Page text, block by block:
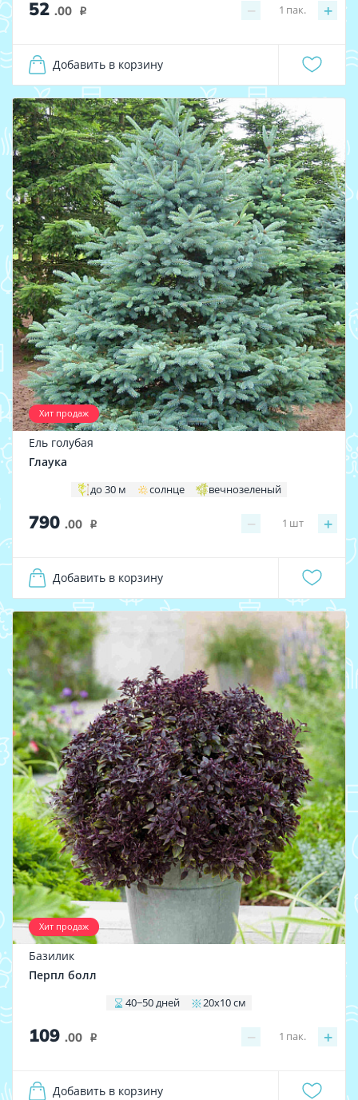
52 .00 i − +
1 пак.
Добавить в корзину
Хит продаж
Ель голубая
Глаука
до 30 м солнце вечнозеленый
790 .00 i − +
1 шт
Добавить в корзину
Хит продаж
Базилик
Перпл болл
40−50 дней 20х10 см
109 .00 i − +
1 пак.
Добавить в корзину